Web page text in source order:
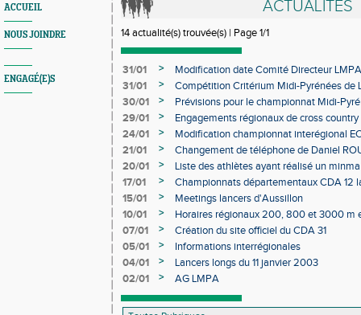
ACCUEIL
NOUS JOINDRE
ENGAGÉ(E)S
ACTUALITÉS
14 actualité(s) trouvée(s) | Page 1/1
31/01 >
Modification date Comité Directeur LMPA
31/01
>
Compétition Critérium Midi-Pyrénées de
30/01
>
Prévisions pour le championnat Midi-
29/01
>
Engagements régionaux de cross country
24/01
>
Modification championnat interégional
21/01
>
Changement de téléphone de Daniel
20/01
>
Liste des athlètes ayant réalisé un
17/01
>
Championnats départementaux CDA 12
15/01
>
Meetings lancers d'Aussillon
10/01
>
Horaires régionaux 200, 800 et 3000 m
07/01
>
Création du site officiel du CDA 31
05/01
>
Informations interrégionales
04/01
>
Lancers longs du 11 janvier 2003
02/01
> AG LMPA